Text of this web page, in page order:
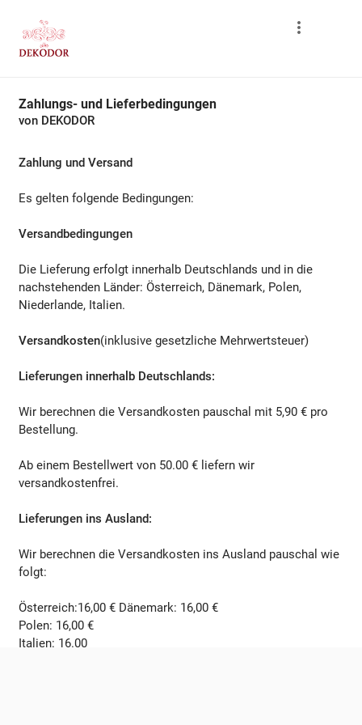
Zahlungs- und Lieferbedingungen
von DEKODOR
Zahlung und Versand
Es gelten folgende Bedingungen:
Versandbedingungen
Die Lieferung erfolgt innerhalb Deutschlands und in die
nachstehenden Länder: Österreich, Dänemark, Polen,
Niederlande, Italien.
Versandkosten(inklusive gesetzliche Mehrwertsteuer)
Lieferungen innerhalb Deutschlands:
Wir berechnen die Versandkosten pauschal mit 5,90 € pro
Bestellung.
Ab einem Bestellwert von 50.00 € liefern wir
versandkostenfrei.
Lieferungen ins Ausland:
Wir berechnen die Versandkosten ins Ausland pauschal wie
folgt:
Österreich:16,00 € Dänemark: 16,00 €
Polen: 16,00 €
Italien: 16.00